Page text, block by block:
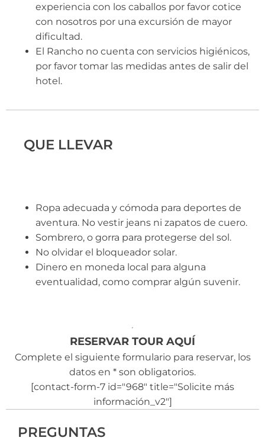
experiencia con los caballos por favor cotice
con nosotros por una excursión de mayor
dificultad.
El Rancho no cuenta con servicios higiénicos,
por favor tomar las medidas antes de salir del
hotel.
QUE LLEVAR
Ropa adecuada y cómoda para deportes de
aventura. No vestir jeans ni zapatos de cuero.
Sombrero, o gorra para protegerse del sol.
No olvidar el bloqueador solar.
Dinero en moneda local para alguna
eventualidad, como comprar algún suvenir.
RESERVAR TOUR AQUÍ
Complete el siguiente formulario para reservar, los
datos en * son obligatorios.
[contact-form-7 id="968" title="Solicite más
información_v2"]
PREGUNTAS